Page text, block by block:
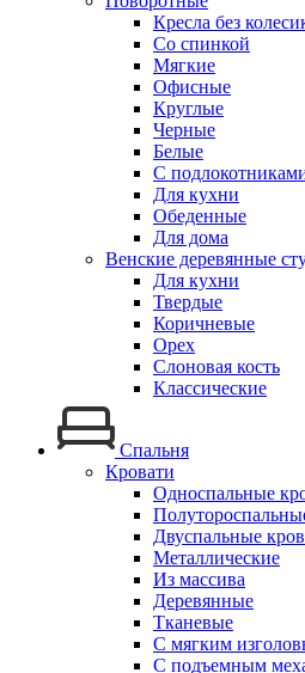
Кресла без
Со спинкой
Мягкие
Офисные
Круглые
Черные
Белые
С
Для кухни
Обеденные
Для дома
Венские деревянные
Для кухни
Твердые
Коричневые
Орех
Слоновая кость
Классические
Спальня
Кровати
Односпальные
Двуспальные
Металлические
Из массива
Деревянные
Тканевые
С мягким
С подъемным